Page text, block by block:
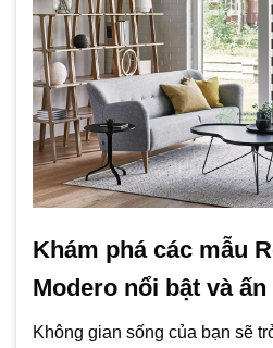
Khám phá các mẫu
Modero nổi bật và
Không gian sống của bạn sẽ